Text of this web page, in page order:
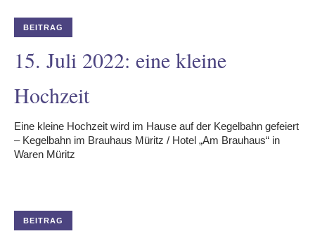
BEITRAG
15. Juli 2022: eine kleine
Hochzeit
Eine kleine Hochzeit wird im Hause auf der Kegelbahn gefeiert
– Kegelbahn im Brauhaus Müritz / Hotel „Am Brauhaus“ in
Waren Müritz
BEITRAG